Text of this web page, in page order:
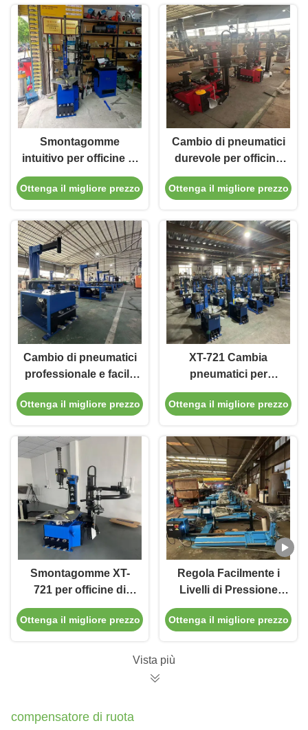
Smontagomme
intuitivo per officine di
riparazione auto e
garage, certificato CE
Ottenga il migliore prezzo
Cambio di pneumatici
durevole per officine
e officine di
riparazione
certificato e
professionale
Ottenga il migliore prezzo
Cambio di pneumatici
professionale e facile
da usare per officine e
officine di riparazione
certificato CE
Ottenga il migliore prezzo
XT-721 Cambia
pneumatici per
officine di riparazione
automobilistica e
dimensioni di
pneumatici CE
certificato facile da
usare
Ottenga il migliore prezzo
Smontagomme XT-
721 per officine di
riparazione auto e
garage
Ottenga il migliore prezzo
Regola Facilmente i
Livelli di Pressione
Maniglia di Controllo
a Bassa Pressione
Ottenga il migliore prezzo
Vista più
compensatore di ruota